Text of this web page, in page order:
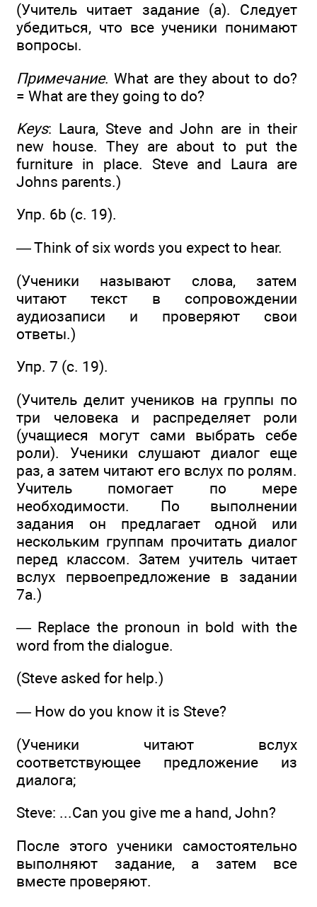
(Учитель читает задание (а). Следует
убедиться, что все ученики понимают
вопросы.
Примечание. What are they about to do?
= What are they going to do?
Keys: Laura, Steve and John are in their
new house. They are about to put the
furniture in place. Steve and Laura are
Johns parents.)
Упр. 6b (c. 19).
— Think of six words you expect to hear.
(Ученики называют слова, затем
читают текст в сопровождении
аудиозаписи и проверяют свои
ответы.)
Упр. 7 (с. 19).
(Учитель делит учеников на группы по
три человека и распределяет роли
(учащиеся могут сами выбрать себе
роли). Ученики слушают диалог еще
раз, а затем читают его вслух по ролям.
Учитель помогает по мере
необходимости. По выполнении
задания он предлагает одной или
нескольким группам прочитать диалог
перед классом. Затем учитель читает
вслух первоепредложение в задании
7а.)
— Replace the pronoun in bold with the
word from the dialogue.
(Steve asked for help.)
— How do you know it is Steve?
(Ученики читают вслух
соответствующее предложение из
диалога;
Steve: ...Can you give me a hand, John?
После этого ученики самостоятельно
выполняют задание, а затем все
вместе проверяют.